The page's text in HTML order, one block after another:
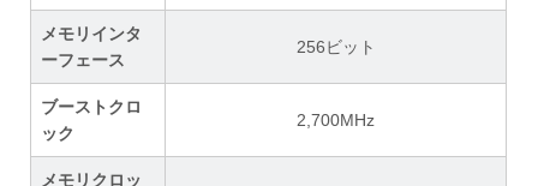
メモリインタ
ーフェース
256ビット
ブーストクロ
ック
2,700MHz
メモリクロッ